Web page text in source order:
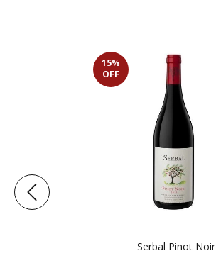
15%
OFF
Serbal Pinot Noir